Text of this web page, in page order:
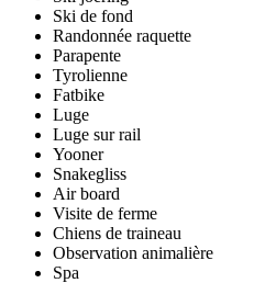
Ski de fond
Randonnée raquette
Parapente
Tyrolienne
Fatbike
Luge
Luge sur rail
Yooner
Snakegliss
Air board
Visite de ferme
Chiens de traineau
Observation animalière
Spa